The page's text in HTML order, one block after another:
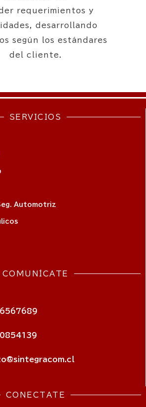
requerimientos y
desarrollando
según los estándares
del cliente.
SERVICIOS
Automotriz
COMUNÍCATE
CONECTATE